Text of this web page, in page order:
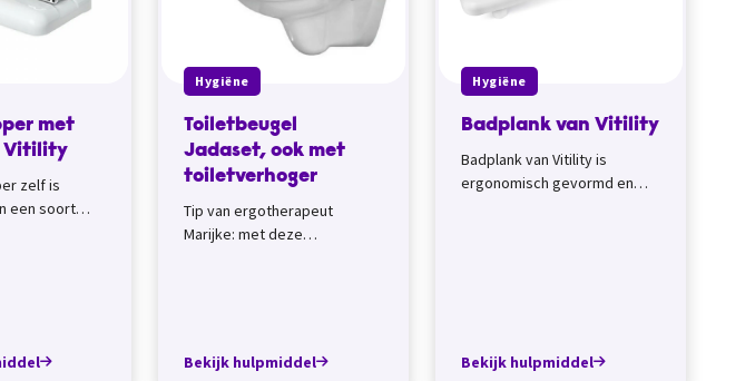
met
Vitility
zelf is
een soort
Hygiëne
Toiletbeugel
Jadaset, ook met
toiletverhoger
Tip van ergotherapeut
Marijke: met deze
Bekijk hulpmiddel
Hygiëne
Badplank van Vitility
Badplank van Vitility is
ergonomisch gevormd en
Bekijk hulpmiddel